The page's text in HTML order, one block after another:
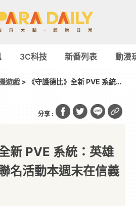
3C科技 新番列表 動漫
遊戲> 《守護德比》全新 PVE 系統：
分享 :
新 PVE 系統：英雄
名活動本週末在信義